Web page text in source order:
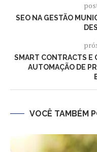
SEO NA GESTÃO
SMART CONTRACTS E
AUTOMAÇÃO DE
VOCÊ TAMBÉM